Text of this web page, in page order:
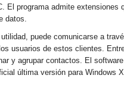
El programa admite extensiones
datos.
puede comunicarse a
usuarios de estos clientes.
y agrupar contactos. El
última versión para Windows